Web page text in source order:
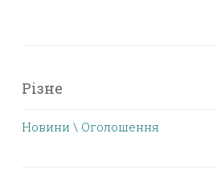
Різне
Новини \ Оголошення